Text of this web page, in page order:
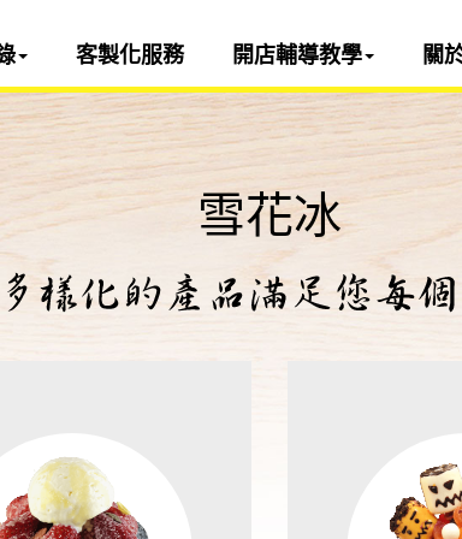
客製化服務 開店輔導教學 關
雪花冰